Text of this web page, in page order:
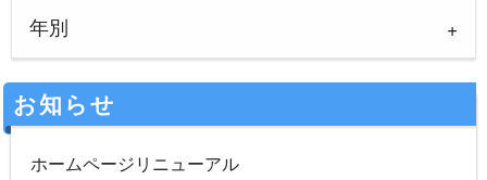
年別
お知らせ
ホームページリニューアル